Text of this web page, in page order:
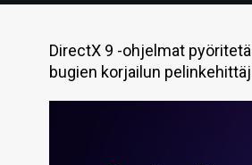
DirectX 9 -ohjelmat
bugien korjailun